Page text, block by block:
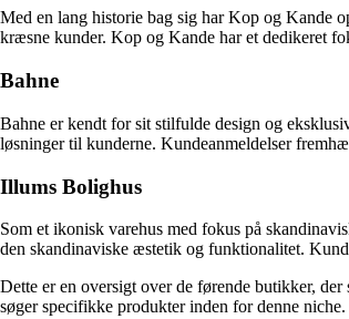
Med en lang historie bag sig har Kop og Kande
kræsne kunder. Kop og Kande har et dedikeret
Bahne
Bahne er kendt for sit stilfulde design og
løsninger til kunderne. Kundeanmeldelser
Illums Bolighus
Som et ikonisk varehus med fokus på
den skandinaviske æstetik og funktionalitet.
Dette er en oversigt over de førende butikker,
søger specifikke produkter inden for denne niche.